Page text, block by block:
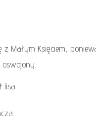
z Małym Księciem,
oswojony.
lisa.